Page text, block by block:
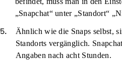
„Snapchat“ unter „Standort“
Ähnlich wie die Snaps selbst,
Standorts vergänglich.
Angaben nach acht Stunden.